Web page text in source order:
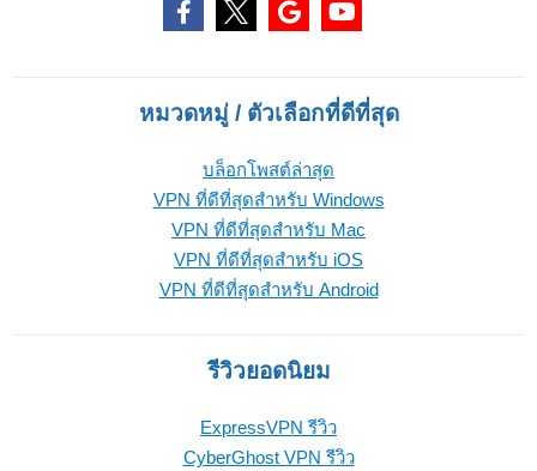
หมวดหมู่ / ตัวเลือกที่ดีที่สุด
บล็อกโพสต์ล่าสุด
VPN ที่ดีที่สุดสำหรับ Windows
VPN ที่ดีที่สุดสำหรับ Mac
VPN ที่ดีที่สุดสำหรับ iOS
VPN ที่ดีที่สุดสำหรับ Android
รีวิวยอดนิยม
ExpressVPN รีวิว
CyberGhost VPN รีวิว